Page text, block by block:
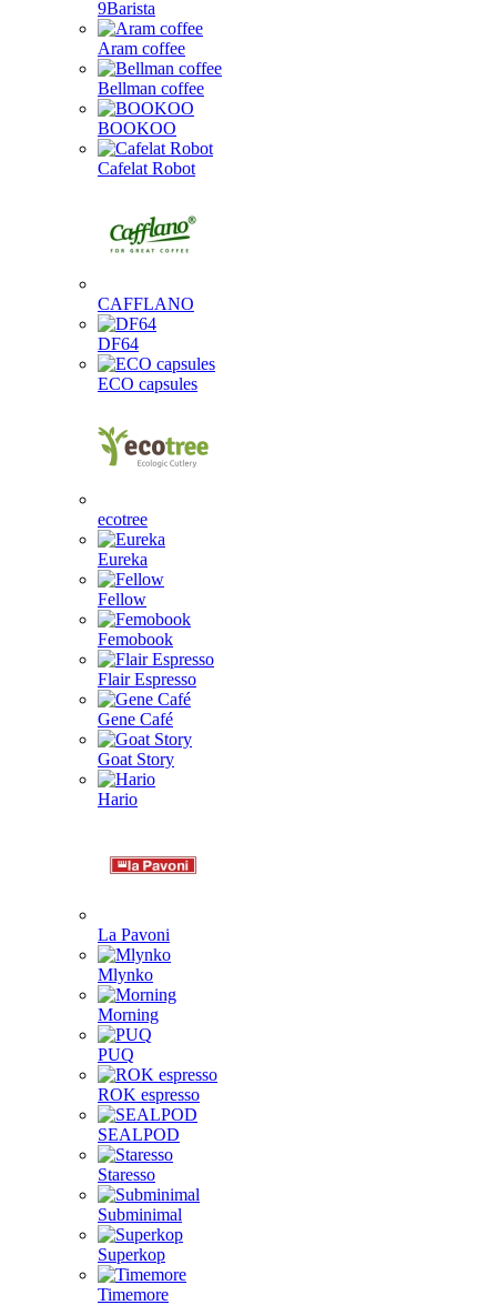
9Barista
Aram coffee
Bellman coffee
BOOKOO
Cafelat Robot
CAFFLANO
DF64
ECO capsules
ecotree
Eureka
Fellow
Femobook
Flair Espresso
Gene Café
Goat Story
Hario
La Pavoni
Mlynko
Morning
PUQ
ROK espresso
SEALPOD
Staresso
Subminimal
Superkop
Timemore